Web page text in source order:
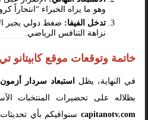
وهو ما يراه الخبراء “انتحاراً
تدخل الفيفا: ضغط دولي يجبر
نزاهة التنافس الرياضي.
خاتمة وتوقعات موقع كابيتانو
في النهاية، يظل استبعاد سردار أزمون
بظلاله على تحضيرات المنتخبات
capitanotv.com سنوافيكم بأي